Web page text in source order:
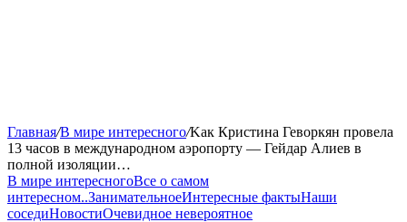
Главная/В мире интересного/Kак Кристина Геворкян провела
13 часов в международном аэропорту — Гейдар Алиев в
полной изоляции…
В мире интересногоВсе о самом
интересном..ЗанимательноеИнтересные фактыНаши
соседиНовостиОчевидное невероятное